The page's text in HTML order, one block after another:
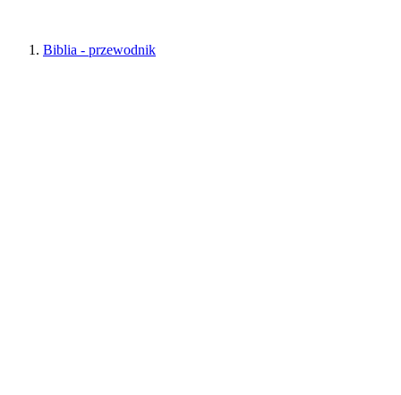
Biblia - przewodnik